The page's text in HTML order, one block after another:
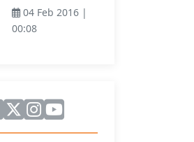
04 Feb 2016 |
00:08